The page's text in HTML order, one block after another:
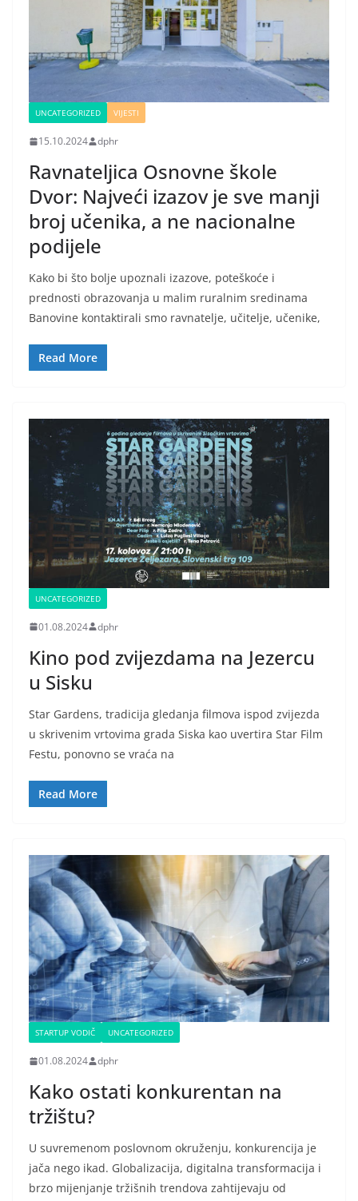
UNCATEGORIZED VIJESTI
15.10.2024 dphr
Ravnateljica Osnovne škole
Dvor: Najveći izazov je sve manji
broj učenika, a ne nacionalne
podijele
Kako bi što bolje upoznali izazove, poteškoće i
prednosti obrazovanja u malim ruralnim sredinama
Banovine kontaktirali smo ravnatelje, učitelje, učenike,
Read More
UNCATEGORIZED
01.08.2024 dphr
Kino pod zvijezdama na Jezercu
u Sisku
Star Gardens, tradicija gledanja filmova ispod zvijezda
u skrivenim vrtovima grada Siska kao uvertira Star Film
Festu, ponovno se vraća na
Read More
STARTUP VODIČ UNCATEGORIZED
01.08.2024 dphr
Kako ostati konkurentan na
tržištu?
U suvremenom poslovnom okruženju, konkurencija je
jača nego ikad. Globalizacija, digitalna transformacija i
brzo mijenjanje tržišnih trendova zahtijevaju od